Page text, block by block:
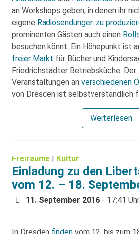
an Workshops geben, in denen ihr
eigene Radiosendungen zu
prominenten Gästen auch einen
besuchen könnt. Ein Höhepunkt ist
freier Markt für Bücher und
Friedrichstädter Betriebsküche. Der
Veranstaltungen an verschiedenen
von Dresden ist selbstverständlich
Weiterlesen
Freiräume | Kultur
Einladung zu den
vom 12. – 18.
11. September 2016 - 17:41 Uhr
In Dresden finden vom 12. bis zum